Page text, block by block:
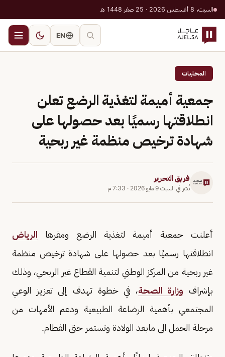
السبت، 8 أغسطس 2026 · 25 صفر 1448 هـ
EN
المحليات
جمعية أميمة لتغذية الرضع تعلن
انطلاقتها رسميًا بعد حصولها على
شهادة ترخيص منظمة غير ربحية
فريق التحرير
نُشر في السبت 9 مايو 2026 · 7:33 م
أعلنت جمعية أميمة لتغذية الرضع ومقرها الرياض
انطلاقتها رسميًا بعد حصولها على شهادة ترخيص منظمة
غير ربحية من المركز الوطني لتنمية القطاع غير الربحي، وذلك
بإشراف وزارة الصحة، في خطوة تهدف إلى تعزيز الوعي
المجتمعي بأهمية الرضاعة الطبيعية ودعم الأمهات من
مرحلة الحمل الى مابعد الولادة وتستمر حتى الفطام.